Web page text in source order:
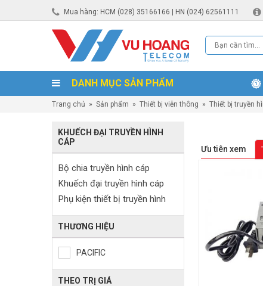
Mua hàng: HCM (028) 35166166 | HN (024) 62561111
DANH MỤC SẢN PHẨM
Trang chủ » Sản phẩm » Thiết bị viễn thông » Thiết bị truyền
KHUẾCH ĐẠI TRUYỀN HÌNH
CÁP
Bộ chia truyền hình cáp
Khuếch đại truyền hình cáp
Phụ kiện thiết bị truyền hình
THƯƠNG HIỆU
PACIFIC
THEO TRỊ GIÁ
Ưu tiên xem